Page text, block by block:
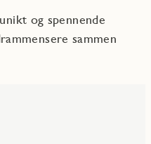
og spennende
sammen